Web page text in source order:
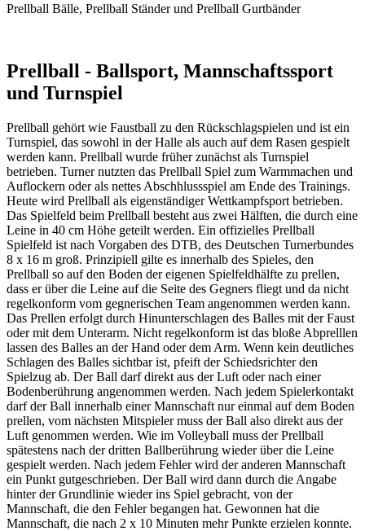
Prellball Bälle, Prellball Ständer und Prellball Gurtbänder
Prellball - Ballsport, Mannschaftssport
und Turnspiel
Prellball gehört wie Faustball zu den Rückschlagspielen und ist ein
Turnspiel, das sowohl in der Halle als auch auf dem Rasen gespielt
werden kann. Prellball wurde früher zunächst als Turnspiel
betrieben. Turner nutzten das Prellball Spiel zum Warmmachen und
Auflockern oder als nettes Abschhlussspiel am Ende des Trainings.
Heute wird Prellball als eigenständiger Wettkampfsport betrieben.
Das Spielfeld beim Prellball besteht aus zwei Hälften, die durch eine
Leine in 40 cm Höhe geteilt werden. Ein offizielles Prellball
Spielfeld ist nach Vorgaben des DTB, des Deutschen Turnerbundes
8 x 16 m groß. Prinzipiell gilte es innerhalb des Spieles, den
Prellball so auf den Boden der eigenen Spielfeldhälfte zu prellen,
dass er über die Leine auf die Seite des Gegners fliegt und da nicht
regelkonform vom gegnerischen Team angenommen werden kann.
Das Prellen erfolgt durch Hinunterschlagen des Balles mit der Faust
oder mit dem Unterarm. Nicht regelkonform ist das bloße Abprelllen
lassen des Balles an der Hand oder dem Arm. Wenn kein deutliches
Schlagen des Balles sichtbar ist, pfeift der Schiedsrichter den
Spielzug ab. Der Ball darf direkt aus der Luft oder nach einer
Bodenberührung angenommen werden. Nach jedem Spielerkontakt
darf der Ball innerhalb einer Mannschaft nur einmal auf dem Boden
prellen, vom nächsten Mitspieler muss der Ball also direkt aus der
Luft genommen werden. Wie im Volleyball muss der Prellball
spätestens nach der dritten Ballberührung wieder über die Leine
gespielt werden. Nach jedem Fehler wird der anderen Mannschaft
ein Punkt gutgeschrieben. Der Ball wird dann durch die Angabe
hinter der Grundlinie wieder ins Spiel gebracht, von der
Mannschaft, die den Fehler begangen hat. Gewonnen hat die
Mannschaft, die nach 2 x 10 Minuten mehr Punkte erzielen konnte.